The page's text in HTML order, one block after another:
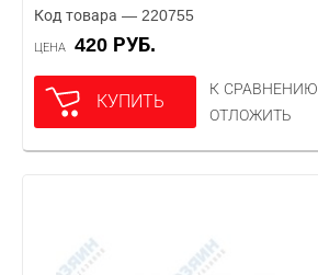
Код товара — 220755
ЦЕНА 420 РУБ.
КУПИТЬ
К СРАВНЕНИЮ
ОТЛОЖИТЬ